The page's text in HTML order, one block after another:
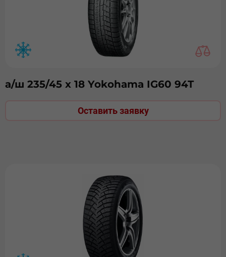
а/ш 235/45 х 18 Yokohama IG60 94T
Оставить заявку